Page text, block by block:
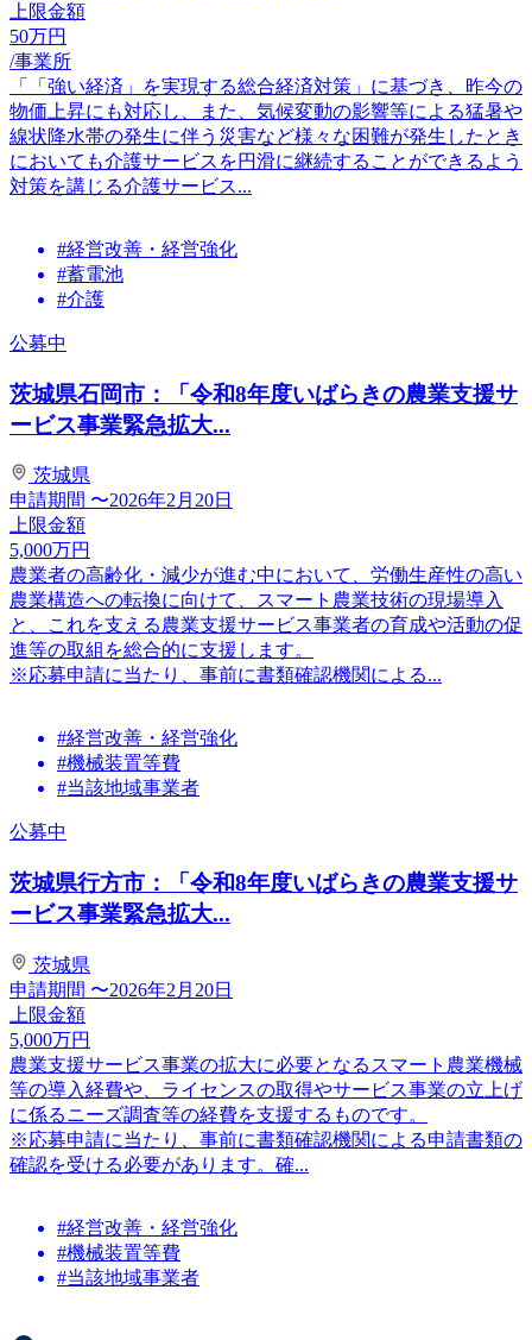
上限金額
50万円
/事業所
「「強い経済」を実現する総合経済対策」に基づき、昨今の
物価上昇にも対応し、また、気候変動の影響等による猛暑や
線状降水帯の発生に伴う災害など様々な困難が発生したとき
においても介護サービスを円滑に継続することができるよう
対策を講じる介護サービス...
#経営改善・経営強化
#蓄電池
#介護
公募中
茨城県石岡市：「令和8年度いばらきの農業支援サ
ービス事業緊急拡大...
茨城県
申請期間 〜2026年2月20日
上限金額
5,000万円
農業者の⾼齢化・減少が進む中において、労働⽣産性の⾼い
農業構造への転換に向けて、スマート農業技術の現場導⼊
と、これを⽀える農業⽀援サービス事業者の育成や活動の促
進等の取組を総合的に⽀援します。
※応募申請に当たり、事前に書類確認機関による...
#経営改善・経営強化
#機械装置等費
#当該地域事業者
公募中
茨城県行方市：「令和8年度いばらきの農業支援サ
ービス事業緊急拡大...
茨城県
申請期間 〜2026年2月20日
上限金額
5,000万円
農業支援サービス事業の拡大に必要となるスマート農業機械
等の導入経費や、ライセンスの取得やサービス事業の立上げ
に係るニーズ調査等の経費を支援するものです。
※応募申請に当たり、事前に書類確認機関による申請書類の
確認を受ける必要があります。確...
#経営改善・経営強化
#機械装置等費
#当該地域事業者